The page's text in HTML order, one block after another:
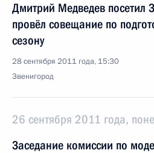
Дмитрий Медведев посетил
провёл совещание по
сезону
28 сентября 2011 года, 15:30
Звенигород
26 сентября 2011 года,
Заседание комиссии по